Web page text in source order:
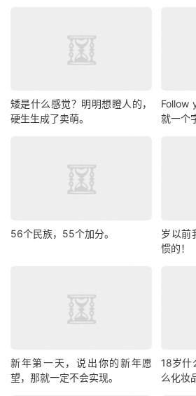
矮是什么感觉？明明想瞪人的，
硬生生成了卖萌。
Follow
就一个
56个民族，55个加分。
岁以前
惯的！
新年第一天，说出你的新年愿
望，那就一定不会实现。
18岁什
么化妆